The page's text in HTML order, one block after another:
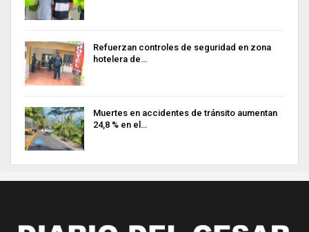
Refuerzan controles de seguridad en zona
hotelera de…
Muertes en accidentes de tránsito aumentan
24,8 % en el…